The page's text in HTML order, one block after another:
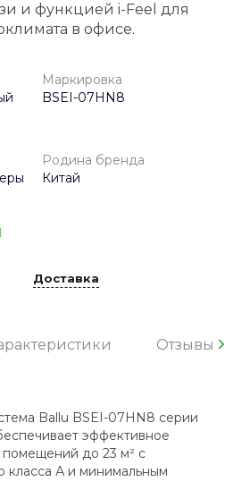
и функцией i-Feel для
в офисе.
Маркировка
BSEI-07HN8
Родина бренда
Китай
Доставка
Отзывы
Ballu BSEI-07HN8 серии
эффективное
до 23 м² с
класса А и минимальным